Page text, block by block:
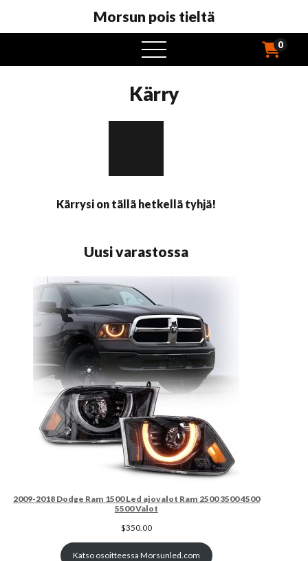
Morsun pois tieltä
avaa
valikko
0
Kärry
Kärrysi on tällä hetkellä tyhjä!
Uusi varastossa
2009-2018 Dodge Ram 1500 Led ajovalot Ram 2500 3500 4500
5500 Valot
$350.00
Katso osoitteessa Morsunled.com